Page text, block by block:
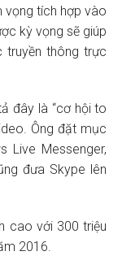
vọng tích hợp vào
kỳ vọng sẽ giúp
thông trực
đây là “cơ hội to
Ông đặt mục
Live Messenger,
đưa Skype lên
cao với 300 triệu
2016.